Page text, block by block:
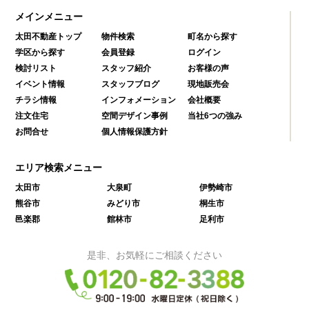
メインメニュー
太田不動産トップ 物件検索
町名から探す
学区から探す
会員登録
ログイン
検討リスト
スタッフ紹介
お客様の声
イベント情報
スタッフブログ
現地販売会
チラシ情報
インフォメーション
会社概要
注文住宅
空間デザイン事例
当社6つの強み
お問合せ
個人情報保護方針
エリア検索メニュー
太田市 大泉町
伊勢崎市
熊谷市
みどり市
桐生市
邑楽郡
館林市 足利市
是非、お気軽にご相談ください